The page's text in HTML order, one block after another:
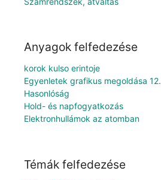
Anyagok felfedezése
korok kulso erintoje
Egyenletek grafikus megoldása 12.
Hasonlóság
Hold- és napfogyatkozás
Elektronhullámok az atomban
Témák felfedezése